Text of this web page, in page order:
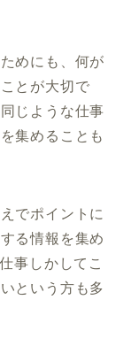
めにも、何が
とが大切で
じような仕事
集めることも
でポイントに
る情報を集め
事しかしてこ
という方も多